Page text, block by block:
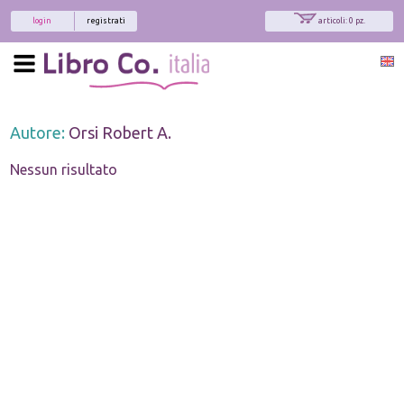
articoli: 0 pz.
registrati
login
Autore: Orsi Robert A.
Nessun risultato